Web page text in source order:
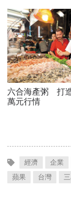
實業都上門合作
六合海產粥 打
萬元行情
經濟 企業
蘋果
台灣